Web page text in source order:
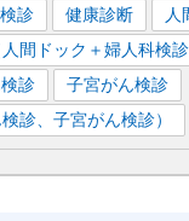
香春口三萩野駅
診 健康診断
人
間ドック＋婦人科検診
診
子宮がん検診
診、子宮がん検診）